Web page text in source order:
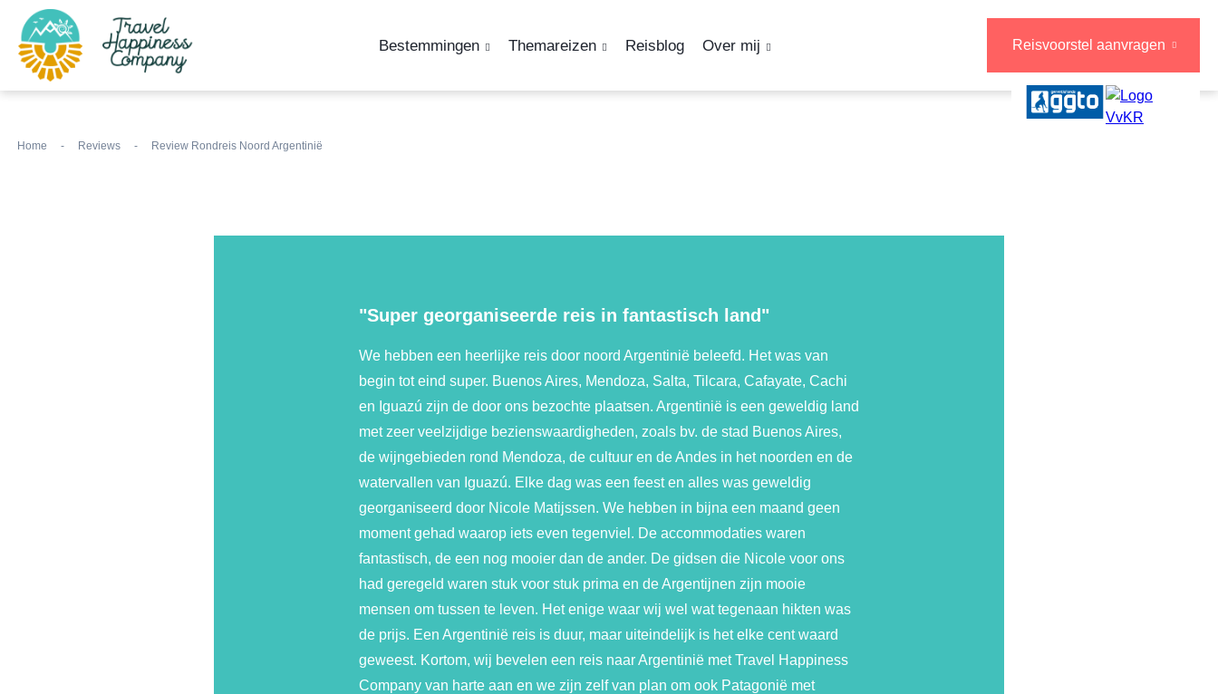
Bestemmingen Themareizen Reisblog Over mij Reisvoorstel aanvragen
Home - Reviews - Review Rondreis Noord Argentinië
"Super georganiseerde reis in fantastisch land"
We hebben een heerlijke reis door noord Argentinië beleefd. Het was van
begin tot eind super. Buenos Aires, Mendoza, Salta, Tilcara, Cafayate, Cachi
en Iguazú zijn de door ons bezochte plaatsen. Argentinië is een geweldig land
met zeer veelzijdige bezienswaardigheden, zoals bv. de stad Buenos Aires,
de wijngebieden rond Mendoza, de cultuur en de Andes in het noorden en de
watervallen van Iguazú. Elke dag was een feest en alles was geweldig
georganiseerd door Nicole Matijssen. We hebben in bijna een maand geen
moment gehad waarop iets even tegenviel. De accommodaties waren
fantastisch, de een nog mooier dan de ander. De gidsen die Nicole voor ons
had geregeld waren stuk voor stuk prima en de Argentijnen zijn mooie
mensen om tussen te leven. Het enige waar wij wel wat tegenaan hikten was
de prijs. Een Argentinië reis is duur, maar uiteindelijk is het elke cent waard
geweest. Kortom, wij bevelen een reis naar Argentinië met Travel Happiness
Company van harte aan en we zijn zelf van plan om ook Patagonië met